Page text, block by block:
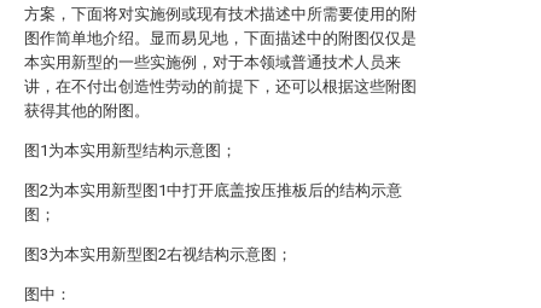
方案，下面将对实施例或现有技术描述中所需要使用的附
图作简单地介绍。显而易见地，下面描述中的附图仅仅是
本实用新型的一些实施例，对于本领域普通技术人员来
讲，在不付出创造性劳动的前提下，还可以根据这些附图
获得其他的附图。
图1为本实用新型结构示意图；
图2为本实用新型图1中打开底盖按压推板后的结构示意
图；
图3为本实用新型图2右视结构示意图；
图中：